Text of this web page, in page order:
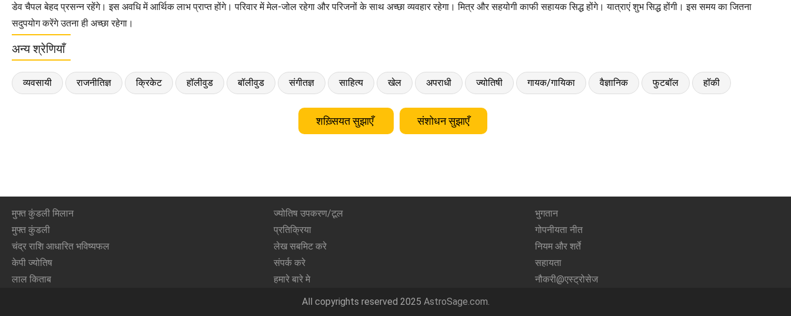
डेव चैपल बेहद प्रसन्न रहेंगे। इस अवधि में आर्थिक लाभ प्राप्त होंगे। परिवार में मेल-जोल रहेगा और परिजनों के साथ अच्छा व्यवहार रहेगा। मित्र और सहयोगी काफी सहायक सिद्ध होंगे। यात्राएं शुभ सिद्ध होंगी। इस समय का जितना
सदुपयोग करेंगे उतना ही अच्छा रहेगा।
अन्य श्रेणियाँ
व्यवसायी राजनीतिज्ञ क्रिकेट हॉलीवुड बॉलीवुड संगीतज्ञ साहित्य खेल अपराधी ज्योतिषी गायक/गायिका वैज्ञानिक फुटबॉल हॉकी
शख़्सियत सुझाएँ संशोधन सुझाएँ
मुफ्त कुंडली मिलान
मुफ्त कुंडली
चंद्र राशि आधारित भविष्यफल
केपी ज्योतिष
लाल किताब
ज्योतिष उपकरण/टूल
प्रतिक्रिया
लेख सबमिट करे
संपर्क करे
हमारे बारे मे
भुगतान
गोपनीयता नीत
नियम और शर्ते
सहायता
नौकरी@एस्ट्रोसेज
All copyrights reserved 2025 AstroSage.com.